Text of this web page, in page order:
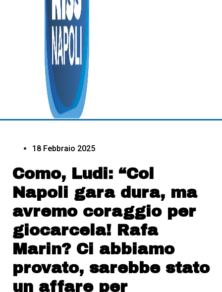
18 Febbraio 2025
Como, Ludi: “Col
Napoli gara dura, ma
avremo coraggio per
giocarcela! Rafa
Marin? Ci abbiamo
provato, sarebbe stato
un affare per